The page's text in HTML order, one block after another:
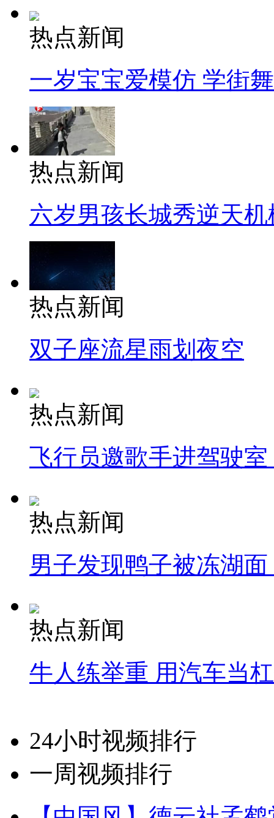
热点新闻
一岁宝宝爱模仿 学街
热点新闻
六岁男孩长城秀逆天机
热点新闻
双子座流星雨划夜空
热点新闻
飞行员邀歌手进驾驶
热点新闻
男子发现鸭子被冻湖
热点新闻
牛人练举重 用汽车当
24小时视频排行
一周视频排行